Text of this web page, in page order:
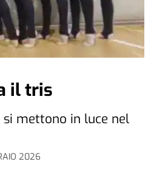
2026
il tris
si mettono in luce nel